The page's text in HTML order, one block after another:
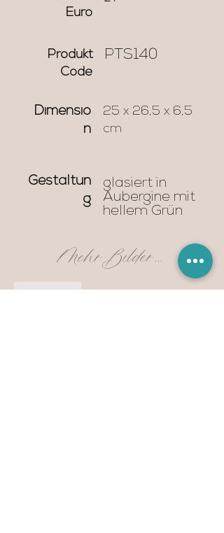
Euro
Produkt
Code
PTS140
Dimensio
n
25 x 26,5 x 6,5
cm
Gestaltun
g
glasiert in
Aubergine mit
hellem Grün
Mehr Bilder...